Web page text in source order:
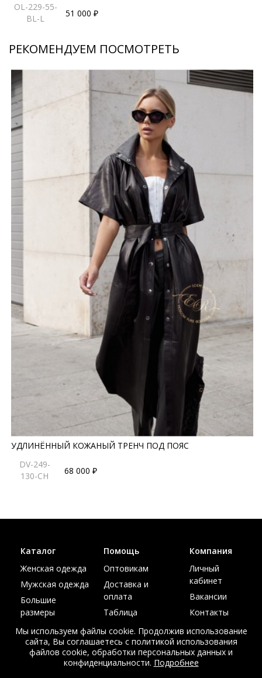
OL-229-55-
BL-L
51 000 ₽
РЕКОМЕНДУЕМ ПОСМОТРЕТЬ
УДЛИНЁННЫЙ КОЖАНЫЙ ТРЕНЧ ПОД ПОЯС
DV-249-
130-CH
68 000 ₽
Каталог
Женская одежда
Мужская одежда
Большие
размеры
Акции
Помощь
Оптовикам
Доставка и
оплата
Таблица
Компания
Личный
кабинет
Вакансии
Контакты
Мы используем файлы cookie. Продолжив использование
сайта, Вы соглашаетесь с политикой использования
файлов cookie, обработки персональных данных и
конфиденциальности. Подробнее